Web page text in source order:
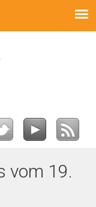
vom 19.